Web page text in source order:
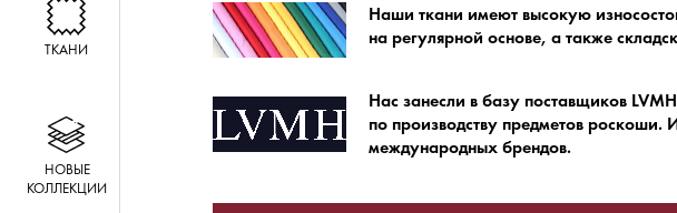
ТКАНИ
НОВЫЕ
КОЛЛЕКЦИИ
Наши ткани имеют высокую
на регулярной основе, а также
Нас занесли в базу поставщиков
по производству предметов роскоши.
международных брендов.